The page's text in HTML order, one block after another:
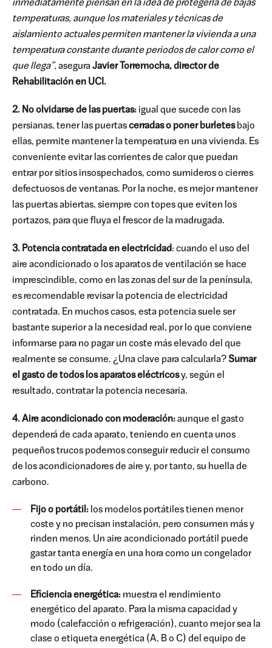
inmediatamente piensan en la idea de protegerla de bajas
temperaturas, aunque los materiales y técnicas de
aislamiento actuales permiten mantener la vivienda a una
temperatura constante durante periodos de calor como el
que llega”, aseguraJavier Torremocha, director de
Rehabilitación en UCI.
2. No olvidarse de las puertas: igual que sucede con las
persianas, tener las puertascerradas o poner burletesbajo
ellas, permite mantener la temperatura en una vivienda. Es
conveniente evitar las corrientes de calor que puedan
entrar por sitios insospechados, como sumideros o cierres
defectuosos de ventanas. Por la noche, es mejor mantener
las puertas abiertas, siempre con topes que eviten los
portazos, para que fluya el frescor de la madrugada.
3. Potencia contratada en electricidad: cuando el uso del
aire acondicionado o los aparatos de ventilación se hace
imprescindible, como en las zonas del sur de la península,
es recomendable revisar la potencia de electricidad
contratada. En muchos casos, esta potencia suele ser
bastante superior a la necesidad real, por lo que conviene
informarse para no pagar un coste más elevado del que
realmente se consume. ¿Una clave para calcularla? Sumar
el gasto de todos los aparatos eléctricosy, según el
resultado, contratar la potencia necesaria.
4. Aire acondicionado con moderación:aunque el gasto
dependerá de cada aparato, teniendo en cuenta unos
pequeños trucos podemos conseguir reducir el consumo
de los acondicionadores de aire y, por tanto, su huella de
carbono.
Fijo o portátil: los modelos portátiles tienen menor
coste y no precisan instalación, pero consumen más y
rinden menos. Un aire acondicionado portátil puede
gastar tanta energía en una hora como un congelador
en todo un día.
Eficiencia energética: muestra el rendimiento
energético del aparato. Para la misma capacidad y
modo (calefacción o refrigeración), cuanto mejor sea la
clase o etiqueta energética (A, B o C) del equipo de